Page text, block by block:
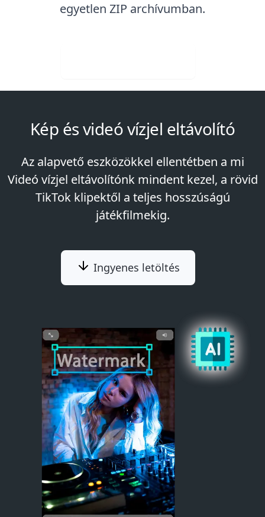
egyetlen ZIP archívumban.
Kép és videó vízjel eltávolító
Az alapvető eszközökkel ellentétben a mi
Videó vízjel eltávolítónkmindent kezel, a rövid
TikTok klipektől a teljes hosszúságú
játékfilmekig.
Ingyenes letöltés